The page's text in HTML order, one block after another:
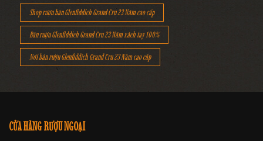
Shop rượu bán Glenfiddich Grand Cru 23 Năm cao cấp
Bán rượu Glenfiddich Grand Cru 23 Năm xách tay 100%
Nơi bán rượu Glenfiddich Grand Cru 23 Năm cao cấp
CỬA HÀNG RƯỢU NGOẠI